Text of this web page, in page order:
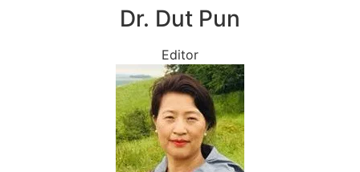
Dr. Dut Pun
Editor